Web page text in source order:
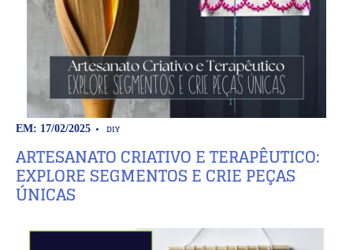
EM: 17/02/2025 DIY
ARTESANATO CRIATIVO E TERAPÊUTICO:
EXPLORE SEGMENTOS E CRIE PEÇAS
ÚNICAS